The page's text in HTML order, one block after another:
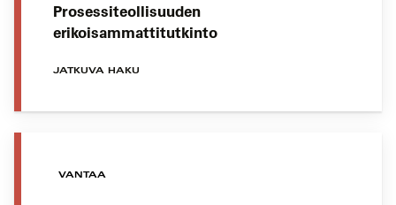
Prosessiteollisuuden
erikoisammattitutkinto
JATKUVA HAKU
VANTAA